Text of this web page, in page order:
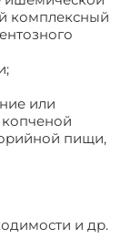
комплексный
или
пищи,
и др.